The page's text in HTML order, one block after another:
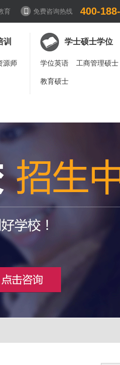
育 免费咨询热线 400-
源师
学士硕士学位
学位英语 工商管理硕士
教育硕士